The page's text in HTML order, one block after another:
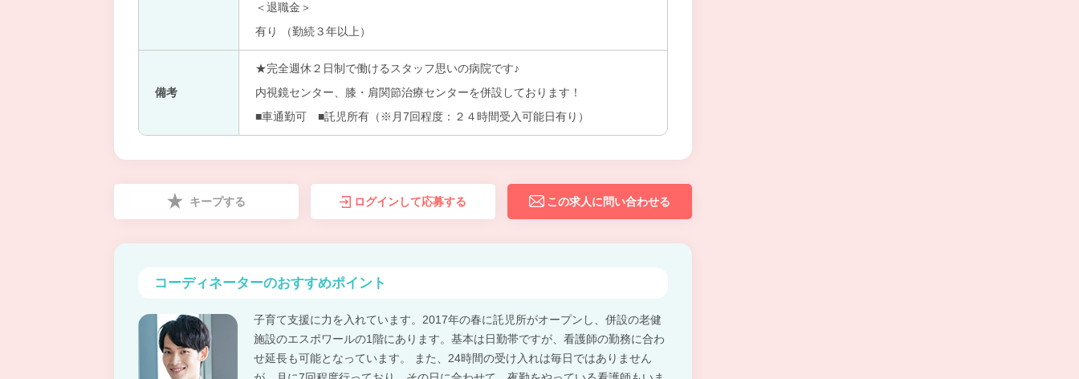
＜退職金＞
有り （勤続３年以上）
備考
★完全週休２日制で働けるスタッフ思いの病院です♪
内視鏡センター、膝・肩関節治療センターを併設しております！
■車通勤可 ■託児所有（※月7回程度：２４時間受入可能日有り）
キープする ログインして応募する この求人に問い合わせる
コーディネーターのおすすめポイント
子育て支援に力を入れています。2017年の春に託児所がオープンし、併設の老健
施設のエスポワールの1階にあります。基本は日勤帯ですが、看護師の勤務に合わ
せ延長も可能となっています。 また、24時間の受け入れは毎日ではありません